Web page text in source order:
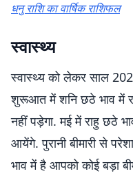
धनु राशि का वार्षिक राशिफल
स्वास्थ्य
स्वास्थ्य को लेकर साल
शुरूआत में शनि छठे भाव में
नहीं पड़ेगा. मई में राहु छठे
आयेंगे. पुरानी बीमारी से
भाव में है आपको कोई बड़ा